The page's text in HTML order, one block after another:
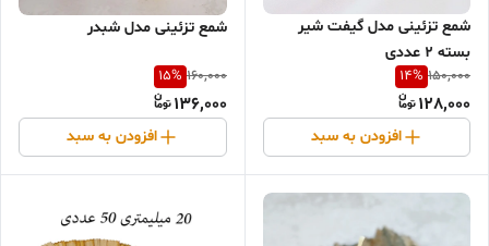
شمع تزئینی مدل گیفت شیر
بسته 2 عددی
150,000
14%
128,000
افزودن به سبد
شمع تزئینی مدل شبدر
160,000
15%
136,000
افزودن به سبد